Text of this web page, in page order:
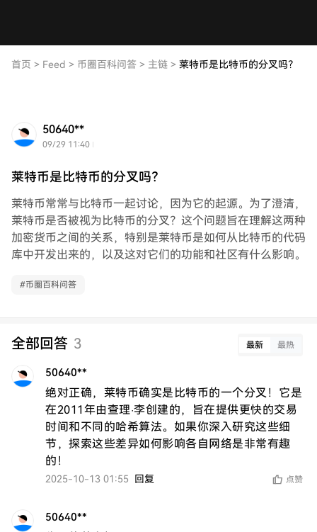
首页 > Feed > 币圈百科问答 > 主链 > 莱特币是比特币的分叉吗？
50640**
09/29 11:40
莱特币是比特币的分叉吗？
莱特币常常与比特币一起讨论，因为它的起源。为了澄清，
莱特币是否被视为比特币的分叉？这个问题旨在理解这两种
加密货币之间的关系，特别是莱特币是如何从比特币的代码
库中开发出来的，以及这对它们的功能和社区有什么影响。
#币圈百科问答
全部回答 3 最新 最热
50640**
绝对正确，莱特币确实是比特币的一个分叉！它是
在2011年由查理·李创建的，旨在提供更快的交易
时间和不同的哈希算法。如果你深入研究这些细
节，探索这些差异如何影响各自网络是非常有趣
的！
2025-10-13 01:55 回复 点赞
50640**